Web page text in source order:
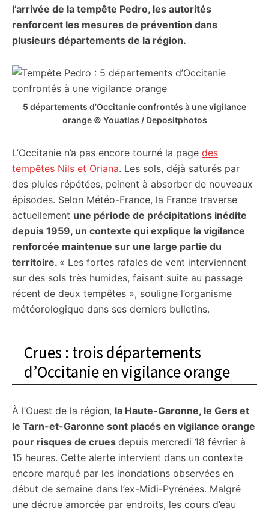
l’arrivée de la tempête Pedro, les autorités
renforcent les mesures de prévention dans
plusieurs départements de la région.
5 départements d’Occitanie confrontés à une vigilance
orange © Youatlas / Depositphotos
L’Occitanie n’a pas encore tourné la page des
tempêtes Nils et Oriana. Les sols, déjà saturés par
des pluies répétées, peinent à absorber de nouveaux
épisodes. Selon Météo-France, la France traverse
actuellement une période de précipitations inédite
depuis 1959, un contexte qui explique la vigilance
renforcée maintenue sur une large partie du
territoire. « Les fortes rafales de vent interviennent
sur des sols très humides, faisant suite au passage
récent de deux tempêtes », souligne l’organisme
météorologique dans ses derniers bulletins.
Crues : trois départements
d’Occitanie en vigilance orange
À l’Ouest de la région, la Haute-Garonne, le Gers et
le Tarn-et-Garonne sont placés en vigilance orange
pour risques de crues depuis mercredi 18 février à
15 heures. Cette alerte intervient dans un contexte
encore marqué par les inondations observées en
début de semaine dans l’ex-Midi-Pyrénées. Malgré
une décrue amorcée par endroits, les cours d’eau